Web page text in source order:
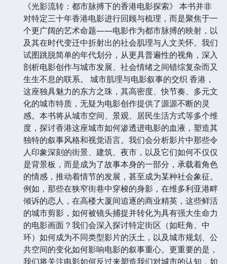
《光影流转：都市脉搏下的香港电影探索》 本书并非
对特定三十年香港电影进行回顾与梳理，而是聚焦于一
个更广阔的艺术命题——电影作为都市脉搏的映射，以
及其在时代变迁中折射出的社会肌理与人文关怀。我们
试图跳脱简单的年代划分，从更具普遍性的视角，深入
剖析电影创作与城市发展、社会情绪之间错综复杂而又
生生不息的联系。 城市肌理与电影叙事的交织 香港，
这座独具魅力的东方之珠，其高密度、快节奏、多元文
化的城市特质，无疑为电影创作提供了源源不断的灵
感。本书将从城市空间、景观、居民生活方式等多个维
度，探讨香港这座城市如何渗透进电影的血液，塑造其
独特的叙事风格和视觉语言。我们会分析影片中那些令
人印象深刻的街景、建筑、夜市，以及它们如何不仅仅
是背景板，而是成为了故事本身的一部分，承载着角色
的情感，推动着情节的发展，甚至成为某种社会象征。
例如，那些在狭窄街巷中穿梭的身影，在维多利亚港畔
倾诉的恋人，在高楼大厦间追逐的商业精英，这些鲜活
的城市剪影，如何被镜头捕捉并转化为具有强大生命力
的电影画面？我们会深入探讨特定街区（如旺角、中
环）如何成为不同类型影片的沃土，以及城市规划、公
共空间的变化如何影响电影的叙事重心。更重要的是，
我们将关注电影如何反过来塑造我们对城市的认知，如